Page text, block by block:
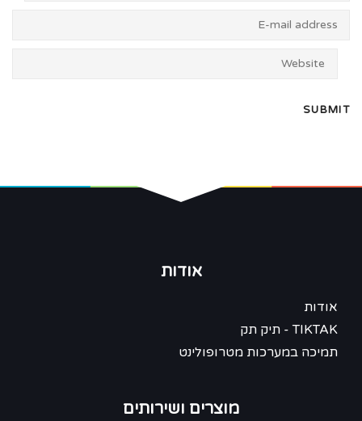
אודות
אודות
TIKTAK - תיק תק
תמיכה במערכות מטרופולינט
מוצרים ושירותים